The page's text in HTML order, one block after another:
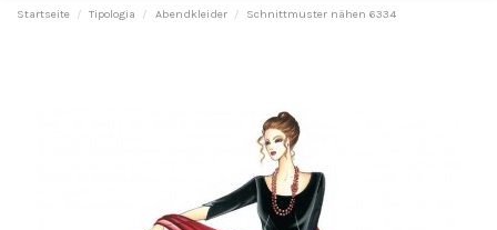
Startseite Tipologia Abendkleider Schnittmuster nähen 6334